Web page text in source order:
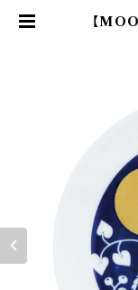
【